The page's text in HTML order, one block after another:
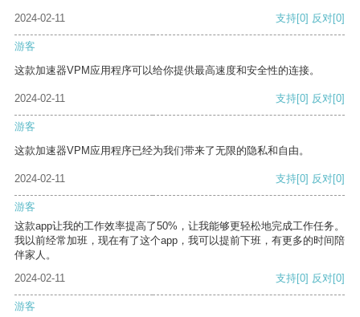
2024-02-11 支持[0] 反对[0]
游客
这款加速器VPM应用程序可以给你提供最高速度和安全性的连接。
2024-02-11 支持[0] 反对[0]
游客
这款加速器VPM应用程序已经为我们带来了无限的隐私和自由。
2024-02-11 支持[0] 反对[0]
游客
这款app让我的工作效率提高了50%，让我能够更轻松地完成工作任务。
我以前经常加班，现在有了这个app，我可以提前下班，有更多的时间陪
伴家人。
2024-02-11
支持[0] 反对[0]
游客